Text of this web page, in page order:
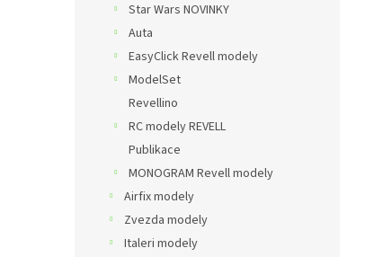
Star Wars NOVINKY
Auta
EasyClick Revell modely
ModelSet
Revellino
RC modely REVELL
Publikace
MONOGRAM Revell modely
Airfix modely
Zvezda modely
Italeri modely